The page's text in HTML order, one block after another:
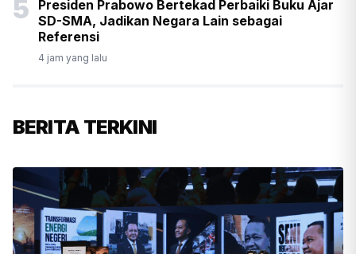
5
Presiden Prabowo Bertekad Perbaiki Buku Ajar
SD-SMA, Jadikan Negara Lain sebagai
Referensi
4 jam yang lalu
BERITA TERKINI